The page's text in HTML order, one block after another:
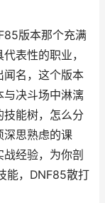
版本那个充满
表性的职业，
闻名，这个版本
与决斗场中淋漓
能树，怎么分
深思熟虑的课
经验，为你剖
能，DNF85散打